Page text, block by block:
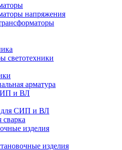
напряжения
светотехники
арматура
и ВЛ
для СИП и ВЛ
сварка
изделия
изделия